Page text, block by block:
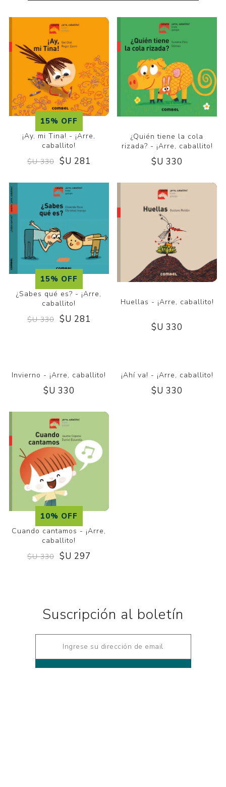
15% OFF
¡Ay, mi Tina! - ¡Arre,
caballito!
$U 330 $U 281
¿Quién tiene la cola
rizada? - ¡Arre, caballito!
$U 330
15% OFF
¿Sabes qué es? - ¡Arre,
caballito!
$U 330 $U 281
Huellas - ¡Arre, caballito!
$U 330
Invierno - ¡Arre, caballito!
$U 330
¡Ahí va! - ¡Arre, caballito!
$U 330
10% OFF
caballito!
$U 297